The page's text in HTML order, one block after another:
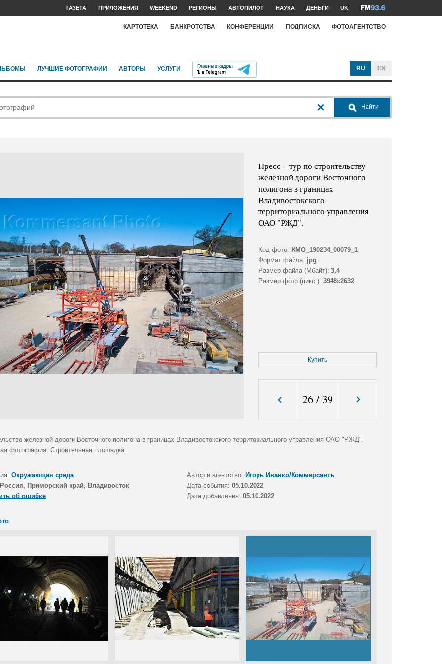
ГАЗЕТА ПРИЛОЖЕНИЯ WEEKEND РЕГИОНЫ АВТОПИЛОТ НАУКА ДЕНЬГИ UK
КАРТОТЕКА БАНКРОТСТВА КОНФЕРЕНЦИИ ПОДПИСКА ФОТОАГЕНТСТВО
ЛУЧШИЕ ФОТОГРАФИИ АВТОРЫ УСЛУГИ RU EN
Найти
Пресс – тур по строительству
железной дороги Восточного
полигона в границах
Владивостокского
территориального управления
ОАО "РЖД".
Код фото: KMO_190234_00079_1
Формат файла: jpg
Размер файла (Мбайт): 3,4
Размер фото (пикс.): 3948x2632
Купить
26/ 39
железной дороги Восточного полигона в границах Владивостокского территориального управления ОАО "РЖД".
фотография. Строительная площадка.
Окружающая среда Автор и агентство: Игорь Иванко/Коммерсантъ
Россия, Приморский край, Владивосток Дата события: 05.10.2022
об ошибке
Дата добавления: 05.10.2022